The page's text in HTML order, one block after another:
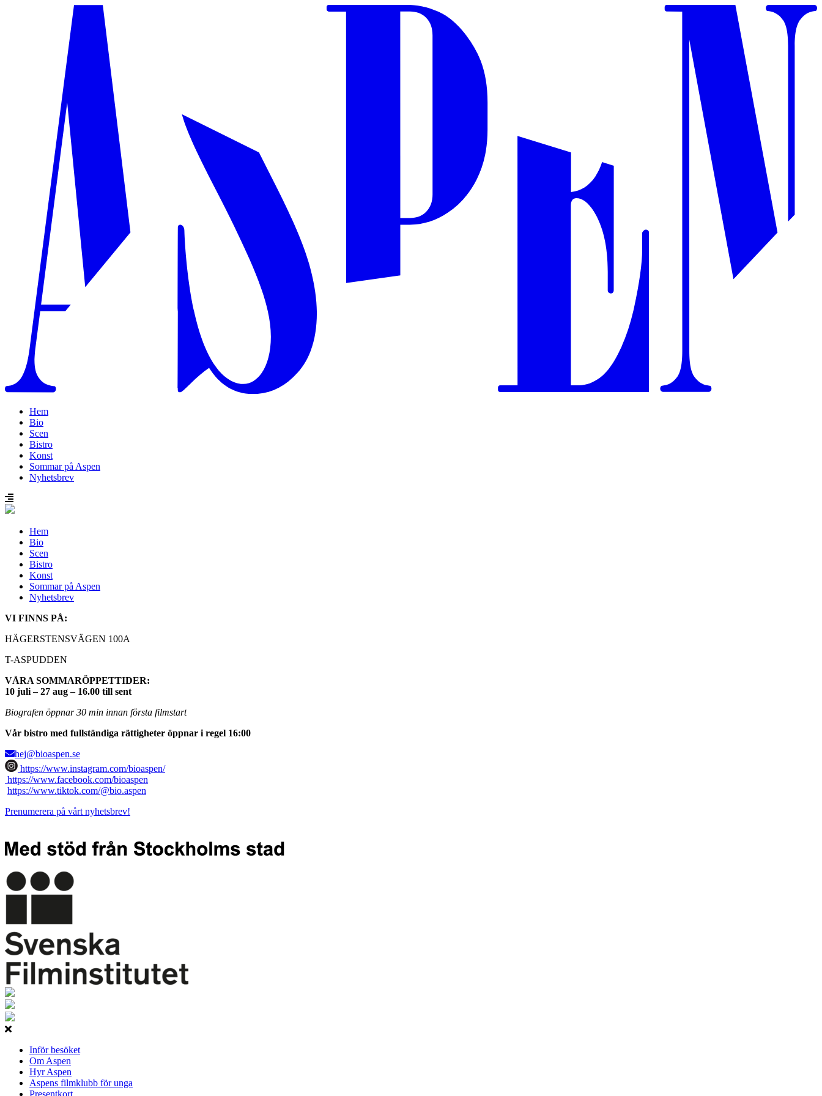
Hem
Bio
Scen
Bistro
Konst
Sommar på Aspen
Nyhetsbrev
Hem
Bio
Scen
Bistro
Konst
Sommar på Aspen
Nyhetsbrev
VI FINNS PÅ:
HÄGERSTENSVÄGEN 100A
T-ASPUDDEN
VÅRA SOMMARÖPPETTIDER:
10 juli – 27 aug – 16.00 till sent
Biografen öppnar 30 min innan första filmstart
Vår bistro med fullständiga rättigheter öppnar i regel 16:00
hej@bioaspen.se
https://www.instagram.com/bioaspen/
https://www.facebook.com/bioaspen
https://www.tiktok.com/@bio.aspen
Prenumerera på vårt nyhetsbrev!
Inför besöket
Om Aspen
Hyr Aspen
Aspens filmklubb för unga
Presentkort